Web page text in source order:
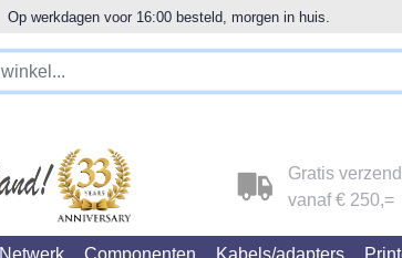
!!!!! LET OP!!! WIJ ZIJN VERHUISD !!!!!
Gratis
vanaf € 250,=
Netwerk Componenten Kabels/adapters